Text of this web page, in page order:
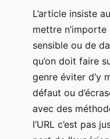
L’article insiste
mettre n’importe
sensible ou de
qu’on doit faire
genre éviter d’y
défaut ou
avec des
l’URL c’est pas